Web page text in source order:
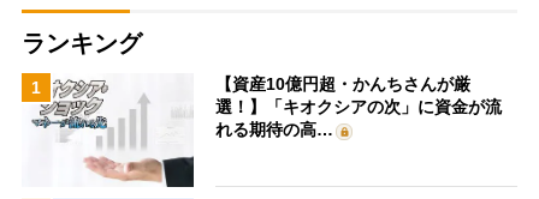
ランキング
1
【資産10億円超・かんちさんが厳
選！】「キオクシアの次」に資金が流
れる期待の高…